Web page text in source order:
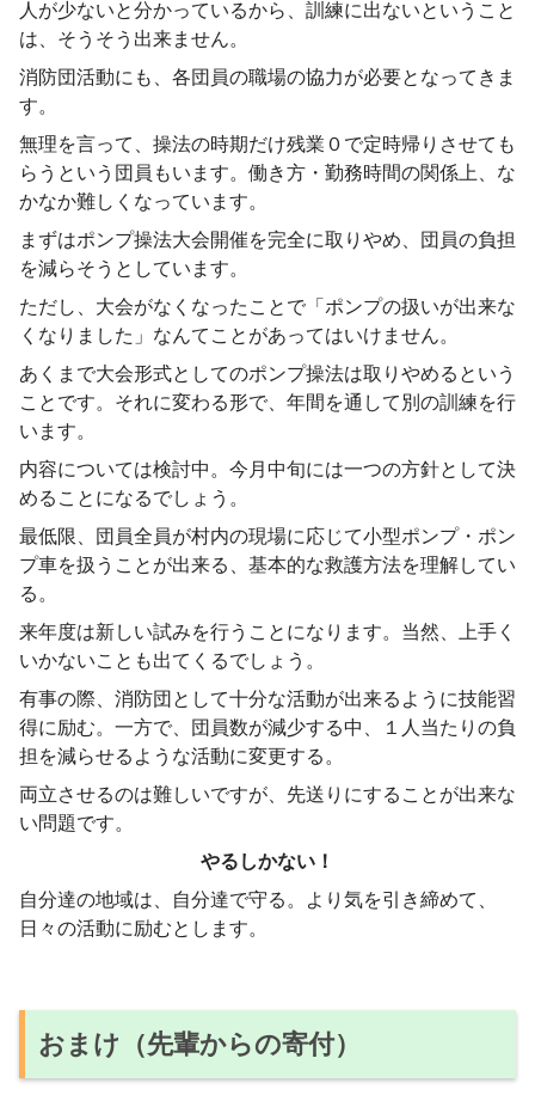
人が少ないと分かっているから、訓練に出ないということ
は、そうそう出来ません。
消防団活動にも、各団員の職場の協力が必要となってきま
す。
無理を言って、操法の時期だけ残業０で定時帰りさせても
らうという団員もいます。働き方・勤務時間の関係上、な
かなか難しくなっています。
まずはポンプ操法大会開催を完全に取りやめ、団員の負担
を減らそうとしています。
ただし、大会がなくなったことで「ポンプの扱いが出来な
くなりました」なんてことがあってはいけません。
あくまで大会形式としてのポンプ操法は取りやめるという
ことです。それに変わる形で、年間を通して別の訓練を行
います。
内容については検討中。今月中旬には一つの方針として決
めることになるでしょう。
最低限、団員全員が村内の現場に応じて小型ポンプ・ポン
プ車を扱うことが出来る、基本的な救護方法を理解してい
る。
来年度は新しい試みを行うことになります。当然、上手く
いかないことも出てくるでしょう。
有事の際、消防団として十分な活動が出来るように技能習
得に励む。一方で、団員数が減少する中、１人当たりの負
担を減らせるような活動に変更する。
両立させるのは難しいですが、先送りにすることが出来な
い問題です。
やるしかない！
自分達の地域は、自分達で守る。より気を引き締めて、
日々の活動に励むとします。
おまけ（先輩からの寄付）